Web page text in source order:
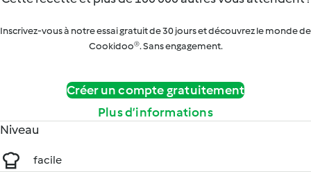
Inscrivez-vous à notre essai gratuit de 30 jours et découvrez le monde de
Cookidoo®. Sans engagement.
Créer un compte gratuitement
Plus d’informations
Niveau
facile